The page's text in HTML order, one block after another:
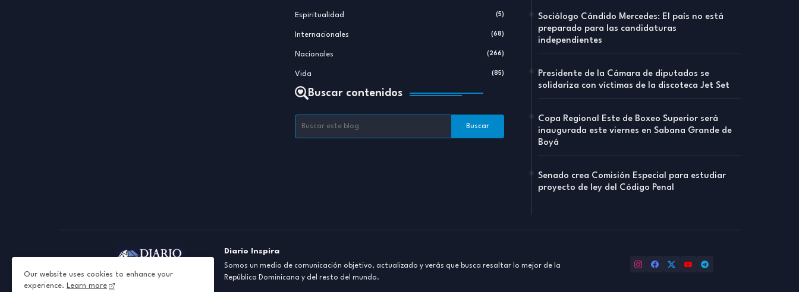
Espiritualidad (5)
Internacionales (68)
Nacionales (266)
Vida (85)
Buscar contenidos
Sociólogo Cándido Mercedes: El país no está
preparado para las candidaturas
independientes
Presidente de la Cámara de diputados se
solidariza con víctimas de la discoteca Jet Set
Copa Regional Este de Boxeo Superior será
inaugurada este viernes en Sabana Grande de
Boyá
Senado crea Comisión Especial para estudiar
proyecto de ley del Código Penal
Diario Inspira
Somos un medio de comunicación objetivo, actualizado y verás que busca resaltar lo mejor de la
República Dominicana y del resto del mundo.
Our website uses cookies to enhance your
experience. Learn more